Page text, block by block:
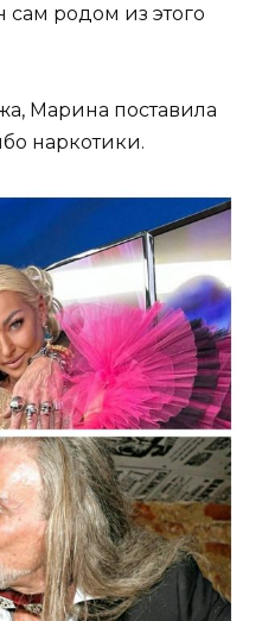
сам родом из этого
Марина поставила
наркотики.